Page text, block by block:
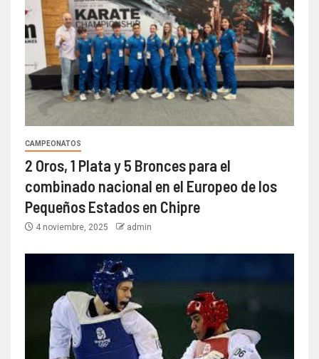
CAMPEONATOS
2 Oros, 1 Plata y 5 Bronces para el
combinado nacional en el Europeo de los
Pequeños Estados en Chipre
4 noviembre, 2025 admin